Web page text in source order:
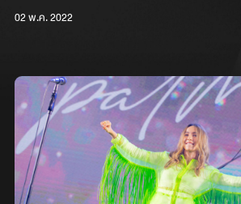
02 พ.ค. 2022